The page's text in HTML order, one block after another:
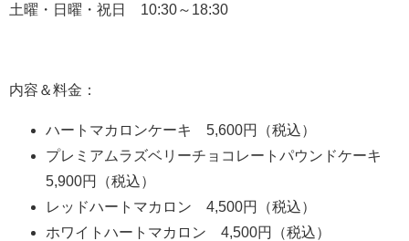
土曜・日曜・祝日 10:30～18:30
内容＆料金：
ハートマカロンケーキ 5,600円（税込）
プレミアムラズベリーチョコレートパウンドケーキ
5,900円（税込）
レッドハートマカロン 4,500円（税込）
ホワイトハートマカロン 4,500円（税込）